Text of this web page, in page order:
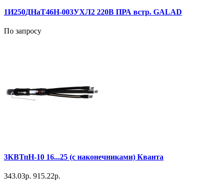
1И250ДНаТ46Н-003УХЛ2 220В ПРА встр. GALAD
По запросу
3КВТпН-10 16...25 (с наконечниками) Кванта
343.03р. 915.22р.